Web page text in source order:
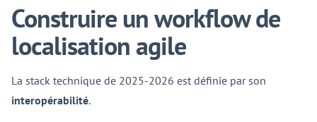
Construire un workflow de
localisation agile
La stack technique de 2025-2026 est définie par son
interopérabilité.